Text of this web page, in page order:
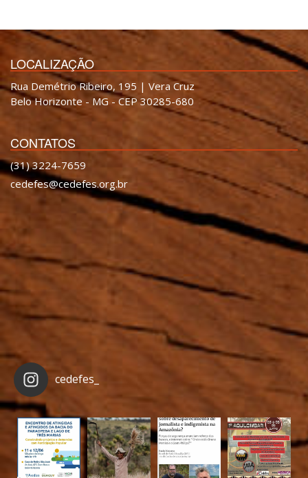
LOCALIZAÇÃO
Rua Demétrio Ribeiro, 195 | Vera Cruz
Belo Horizonte - MG - CEP 30285-680
CONTATOS
(31) 3224-7659
cedefes@cedefes.org.br
cedefes_